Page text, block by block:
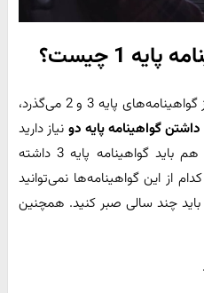
1 چیست؟
مسیر گرفتن گواهینامه پایه یک از گواهینامه‌های پایه 3 و 2 می‌گذرد،
داشتن گواهینامه پایه دو نیاز دارید
و برای گرفتن گواهینامه پایه دو هم باید گواهینامه پایه 3 داشته
از این گواهینامه‌ها نمی‌توانید
باید چند سالی صبر کنید. همچنین